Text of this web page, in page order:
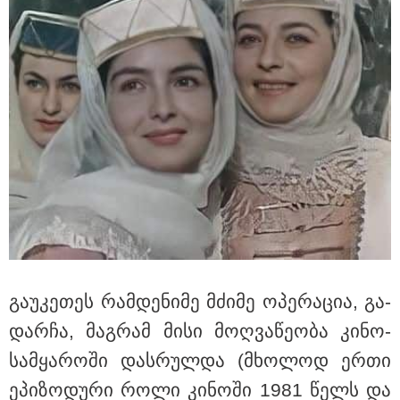
შეკვეთილის სანაპიროზე ზღვამ
უპილოტო საფრენი აპარატის
ფრაგმენტი გამორიყა
კატეგორიის ყველა სიახლე
მკითხველის რჩევით
გა­უ­კე­თეს რამ­დე­ნი­მე მძი­მე ოპე­რა­ცია, გა­
დარ­ჩა, მაგ­რამ მისი მოღ­ვა­წე­ო­ბა კი­ნო­
სამ­ყა­რო­ში დას­რულ­და (მხო­ლოდ ერთი
ეპი­ზო­დუ­რი როლი კი­ნო­ში 1981 წელს და